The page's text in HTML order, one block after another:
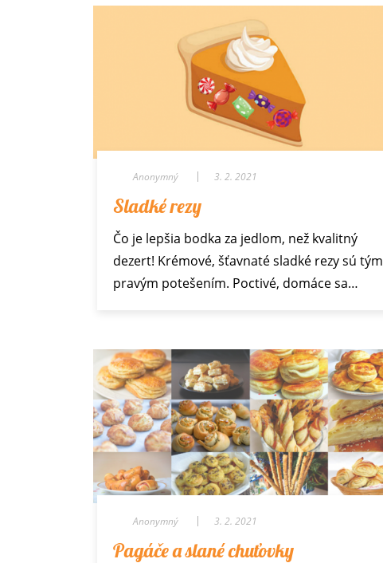
Anonymný 3. 2. 2021
Sladké rezy
Čo je lepšia bodka za jedlom, než kvalitný
dezert! Krémové, šťavnaté sladké rezy sú tým
pravým potešením. Poctivé, domáce sa…
Anonymný 3. 2. 2021
Pagáče a slané chuťovky